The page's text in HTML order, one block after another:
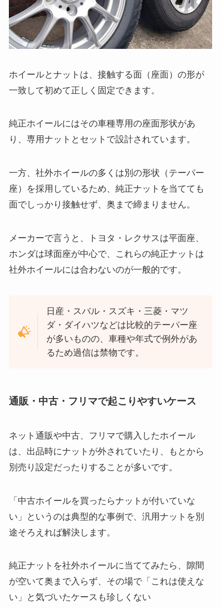
ホイールとナットは、接触する面（座面）の形が
一致して初めて正しく固定できます。
純正ホイールにはその車種専用の座面形状があ
り、専用ナットとセットで設計されています。
一方、社外ホイールの多くは別の形状（テーパー
座）を採用しているため、純正ナットを当てても
面でしっかり接触せず、奥まで締まりません。
メーカーで言うと、トヨタ・レクサスは平面座、
ホンダは球面座が中心で、これらの純正ナットは
社外ホイールには合わないのが一般的です。
日産・スバル・スズキ・三菱・マツ
ダ・ダイハツなどは比較的テーパー座
が多いものの、車種や年式で例外があ
るため過信は禁物です。
通販・中古・フリマで起こりやすいケース
ネット通販や中古、フリマで購入したホイール
は、出品時にナットが外されていたり、もとから
別売り設定だったりすることが多いです。
「中古ホイールを買ったらナットが付いていな
い」というのは典型的な事例で、汎用ナットを別
途そろえれば解決します。
純正ナットを社外ホイールに当ててみたら、隙間
が空いて奥まで入らず、その場で「これは使えな
い」と気づいたケースも珍しくない